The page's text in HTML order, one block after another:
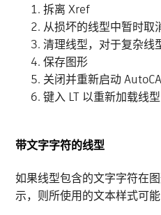
拆离 Xref
从损坏的线型中暂时取
清理线型，对于复杂线
保存图形
关闭并重新启动
键入 LT 以重新加载线型
带文字字符的线型
如果线型包含的文字字符在
示，则所使用的文本样式可